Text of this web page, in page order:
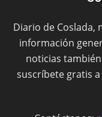
Diario de Coslada,
información
noticias
suscríbete gratis